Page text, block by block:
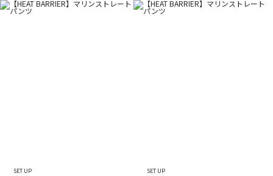
SET UP SET UP